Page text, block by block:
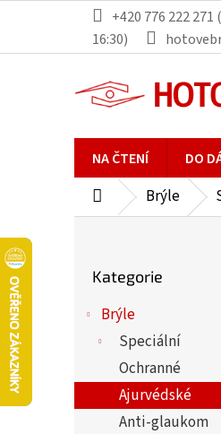
obsah
+420 776 222 271
16:30)
NA ČTENÍ DO
DomůBrýle
n
í
kategorie
Kategorie
Brýle
Speciální
Ochranné
Ajurvédské
Anti-glaukom